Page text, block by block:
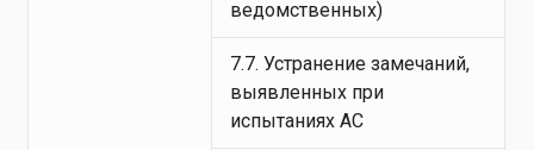
ведомственных)
7.7. Устранение замечаний,
выявленных при
испытаниях АС